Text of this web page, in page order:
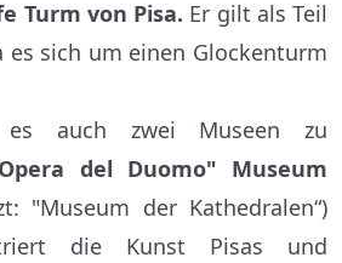
Turm von Pisa. Er gilt als Teil
es sich um einen Glockenturm
auch zwei Museen zu
del Duomo" Museum
"Museum der Kathedralen“)
die Kunst Pisas und